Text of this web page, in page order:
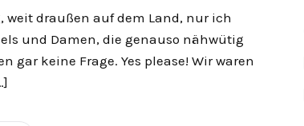
weit draußen auf dem Land, nur ich
und Damen, die genauso nähwütig
keine Frage. Yes please! Wir waren